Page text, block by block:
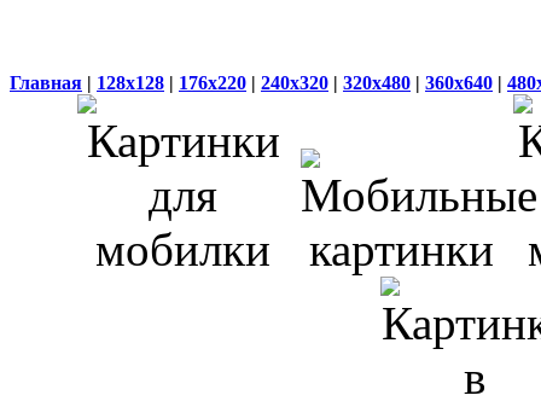
Главная | 128x128 | 176x220 | 240x320 | 320x480 | 360x640 |